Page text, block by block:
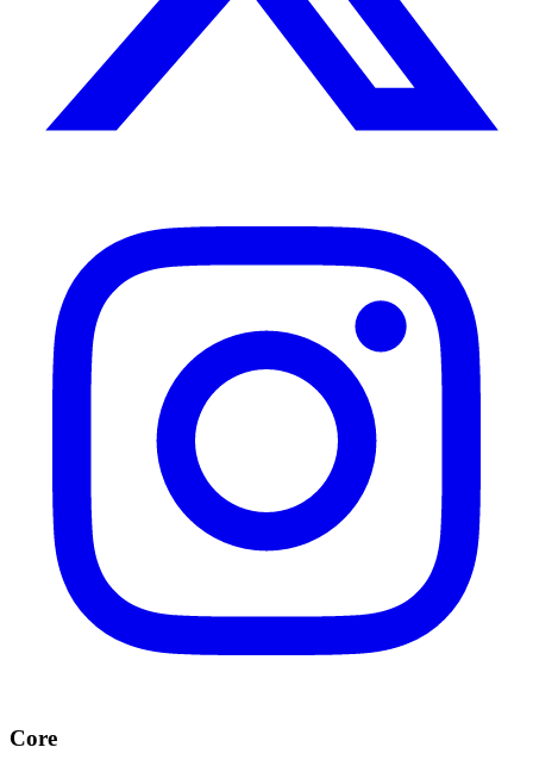
Core